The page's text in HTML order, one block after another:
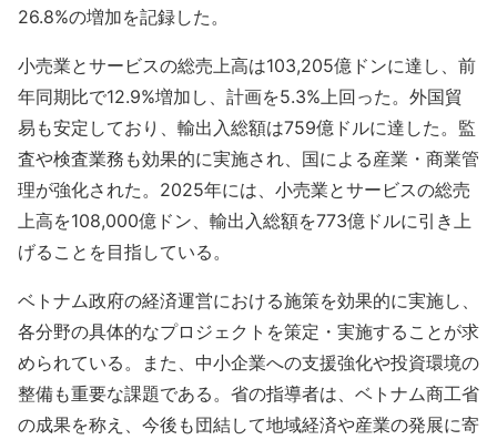
26.8%の増加を記録した。
小売業とサービスの総売上高は103,205億ドンに達し、前
年同期比で12.9%増加し、計画を5.3%上回った。外国貿
易も安定しており、輸出入総額は759億ドルに達した。監
査や検査業務も効果的に実施され、国による産業・商業管
理が強化された。2025年には、小売業とサービスの総売
上高を108,000億ドン、輸出入総額を773億ドルに引き上
げることを目指している。
ベトナム政府の経済運営における施策を効果的に実施し、
各分野の具体的なプロジェクトを策定・実施することが求
められている。また、中小企業への支援強化や投資環境の
整備も重要な課題である。省の指導者は、ベトナム商工省
の成果を称え、今後も団結して地域経済や産業の発展に寄